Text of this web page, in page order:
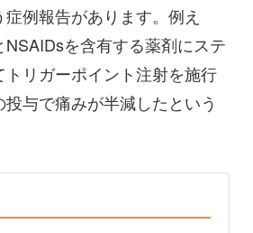
例報告があります。例え
を含有する薬剤にステ
トリガーポイント注射を施行
投与で痛みが半減したという